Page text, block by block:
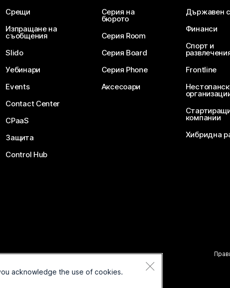
Срещи
Изпращане на
съобщения
Slido
Уебинари
Events
Contact Center
CPaaS
Защита
Control Hub
Серия на
бюрото
Серия Room
Серия Board
Серия Phone
Аксесоари
Държавен
Финанси
Спорт и
Frontline
компании
Хибридна
Всички права запазени.
acknowledge the use of cookies.